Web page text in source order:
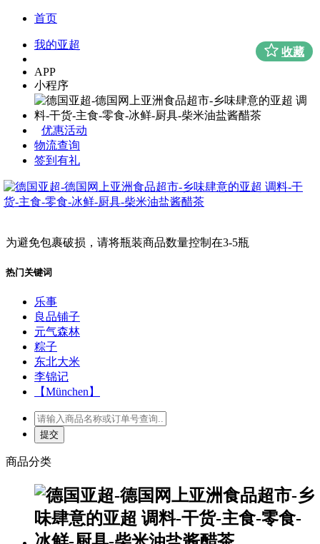
首页
我的亚超
APP
小程序
优惠活动
物流查询
签到有礼
为避免包裹破损，请将瓶装商品数量控制在3-5瓶
热门关键词
乐事
良品铺子
元气森林
粽子
东北大米
李锦记
【München】
商品分类
收藏